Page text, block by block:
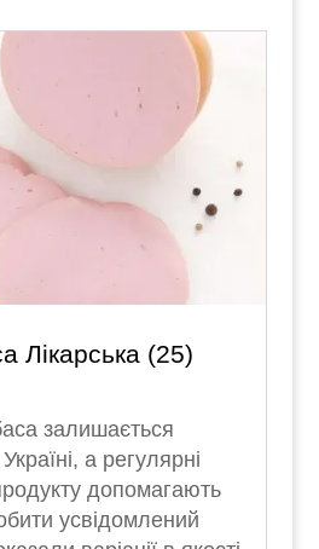
Лікарська (25)
залишається
а регулярні
допомагають
усвідомлений